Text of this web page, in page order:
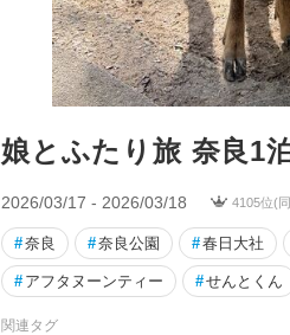
娘とふたり旅 奈良1
2026/03/17 - 2026/03/18 4105位(
#奈良 #奈良公園 #春日大社
# アフタヌーンティー #せんとくん
関連タグ